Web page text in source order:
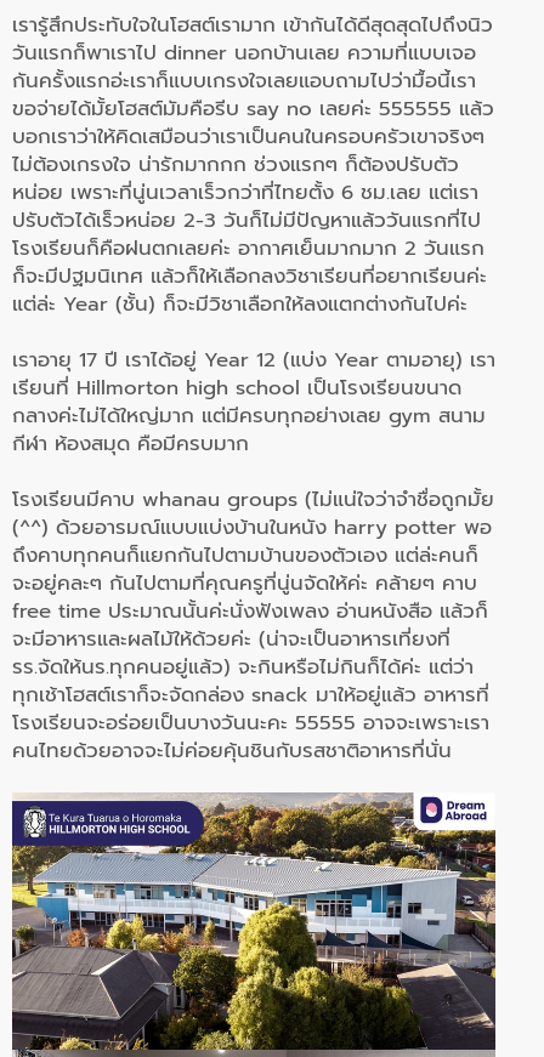
เรารู้สึกประทับใจในโฮสต์เรามาก เข้ากันได้ดีสุดสุดไปถึงนิว
วันแรกก็พาเราไป dinner นอกบ้านเลย ความที่แบบเจอ
กันครั้งแรกอ่ะเราก็แบบเกรงใจเลยแอบถามไปว่ามื้อนี้เรา
ขอจ่ายได้มั้ยโฮสต์มัมคือรีบ say no เลยค่ะ 555555 แล้ว
บอกเราว่าให้คิดเสมือนว่าเราเป็นคนในครอบครัวเขาจริงๆ
ไม่ต้องเกรงใจ น่ารักมากกก ช่วงแรกๆ ก็ต้องปรับตัว
หน่อย เพราะที่นู่นเวลาเร็วกว่าที่ไทยตั้ง 6 ชม.เลย แต่เรา
ปรับตัวได้เร็วหน่อย 2-3 วันก็ไม่มีปัญหาแล้ววันแรกที่ไป
โรงเรียนก็คือฝนตกเลยค่ะ อากาศเย็นมากมาก 2 วันแรก
ก็จะมีปฐมนิเทศ แล้วก็ให้เลือกลงวิชาเรียนที่อยากเรียนค่ะ
แต่ล่ะ Year (ชั้น) ก็จะมีวิชาเลือกให้ลงแตกต่างกันไปค่ะ
เราอายุ 17 ปี เราได้อยู่ Year 12 (แบ่ง Year ตามอายุ) เรา
เรียนที่ Hillmorton high school เป็นโรงเรียนขนาด
กลางค่ะไม่ได้ใหญ่มาก แต่มีครบทุกอย่างเลย gym สนาม
กีฬา ห้องสมุด คือมีครบมาก
โรงเรียนมีคาบ whanau groups (ไม่แน่ใจว่าจำชื่อถูกมั้ย
(^^) ด้วยอารมณ์แบบแบ่งบ้านในหนัง harry potter พอ
ถึงคาบทุกคนก็แยกกันไปตามบ้านของตัวเอง แต่ล่ะคนก็
จะอยู่คละๆ กันไปตามที่คุณครูที่นู่นจัดให้ค่ะ คล้ายๆ คาบ
free time ประมาณนั้นค่ะนั่งฟังเพลง อ่านหนังสือ แล้วก็
จะมีอาหารและผลไม้ให้ด้วยค่ะ (น่าจะเป็นอาหารเที่ยงที่
รร.จัดให้นร.ทุกคนอยู่แล้ว) จะกินหรือไม่กินก็ได้ค่ะ แต่ว่า
ทุกเช้าโฮสต์เราก็จะจัดกล่อง snack มาให้อยู่แล้ว อาหารที่
โรงเรียนจะอร่อยเป็นบางวันนะคะ 55555 อาจจะเพราะเรา
คนไทยด้วยอาจจะไม่ค่อยคุ้นชินกับรสชาติอาหารที่นั่น